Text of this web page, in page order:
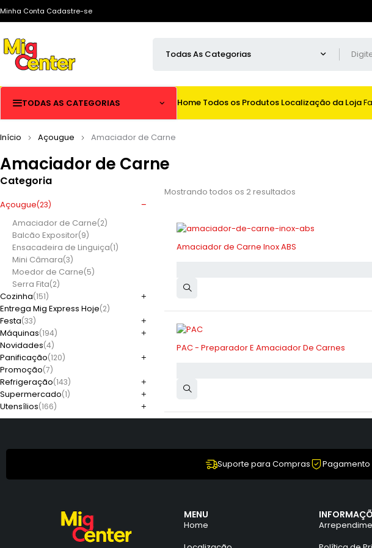
Minha Conta Cadastre-se
TODAS AS CATEGORIAS Home Todos os Produtos Localização da Loja
Amaciador de Carne
Início Açougue Amaciador de Carne
Categoria
Açougue(23)
Amaciador de Carne(2)
Balcão Expositor(9)
Ensacadeira de Linguiça(1)
Mini Câmara(3)
Moedor de Carne(5)
Serra Fita(2)
Cozinha(151)
Entrega Mig Express Hoje(2)
Festa(33)
Máquinas(194)
Novidades(4)
Panificação(120)
Promoção(7)
Refrigeração(143)
Supermercado(1)
Utensílios(166)
Mostrando todos os 2 resultados
Amaciador de Carne Inox ABS
-11%
PAC - Preparador E Amaciador De Carnes
Suporte para Compras Pagamento
MENU
Home